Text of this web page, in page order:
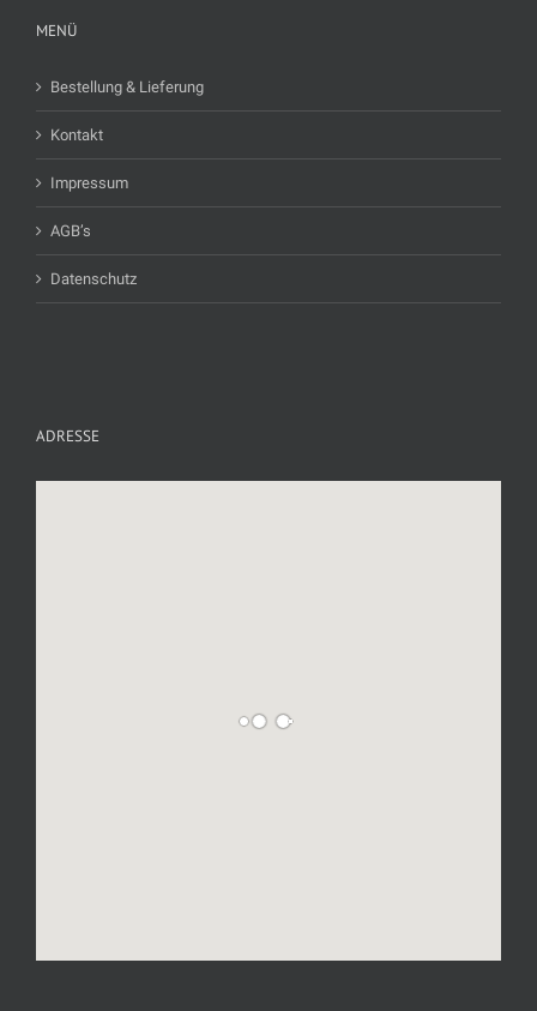
MENÜ
Bestellung & Lieferung
Kontakt
Impressum
AGB’s
Datenschutz
ADRESSE